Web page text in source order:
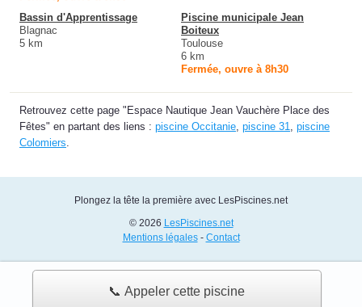
📞 Appeler cette piscine
Bassin d'Apprentissage
Blagnac
5 km
Piscine municipale Jean
Boiteux
Toulouse
6 km
Fermée, ouvre à 8h30
Retrouvez cette page "Espace Nautique Jean Vauchère Place des
Fêtes" en partant des liens : piscine Occitanie piscine 31
piscine
Colomiers
Plongez la tête la première avec LesPiscines.net
© 2026 LesPiscines.net
Mentions légales- Contact